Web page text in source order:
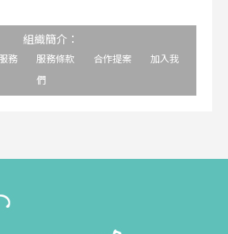
組織簡介：
務 服務條款 合作提案
加入我
們